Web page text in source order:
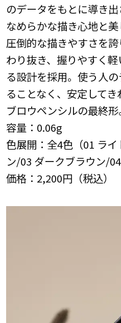
のデータをもとに導き
なめらかな描き心地と美
圧倒的な描きやすさを
わり抜き、握りやすく
る設計を採用。使う人
ることなく、安定して
ブロウペンシルの最終形
容量：0.06g
色展開：全4色（01 ラ
ン/03 ダークブラウン/
価格：2,200円（税込）